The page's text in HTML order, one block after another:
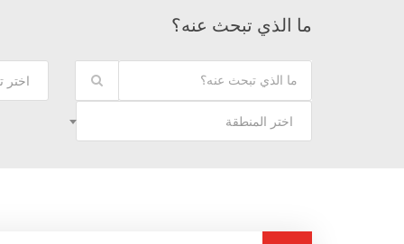
ما الذي تبحث عنه؟
اختر
اختر المنطقة